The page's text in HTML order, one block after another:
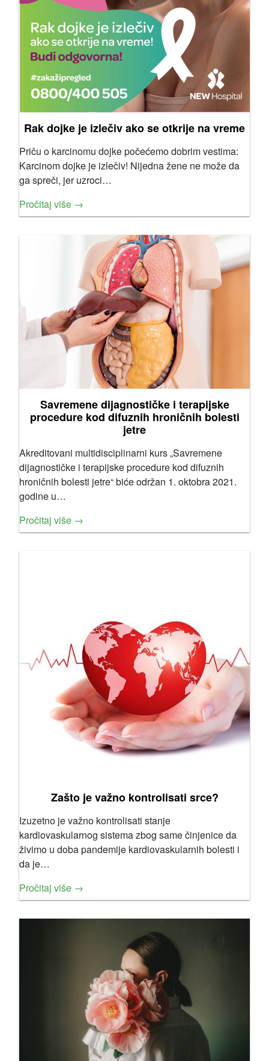
Rak dojke je izlečiv ako se otkrije na vreme
Priču o karcinomu dojke počećemo dobrim vestima:
Karcinom dojke je izlečiv! Nijedna žene ne može da
ga spreči, jer uzroci…
Pročitaj više →
Savremene dijagnostičke i terapijske
procedure kod difuznih hroničnih bolesti
jetre
Akreditovani multidisciplinarni kurs „Savremene
dijagnostičke i terapijske procedure kod difuznih
hroničnih bolesti jetre“ biće održan 1. oktobra 2021.
godine u…
Pročitaj više →
Zašto je važno kontrolisati srce?
Izuzetno je važno kontrolisati stanje
kardiovaskularnog sistema zbog same činjenice da
živimo u doba pandemije kardiovaskularnih bolesti i
da je…
Pročitaj više →